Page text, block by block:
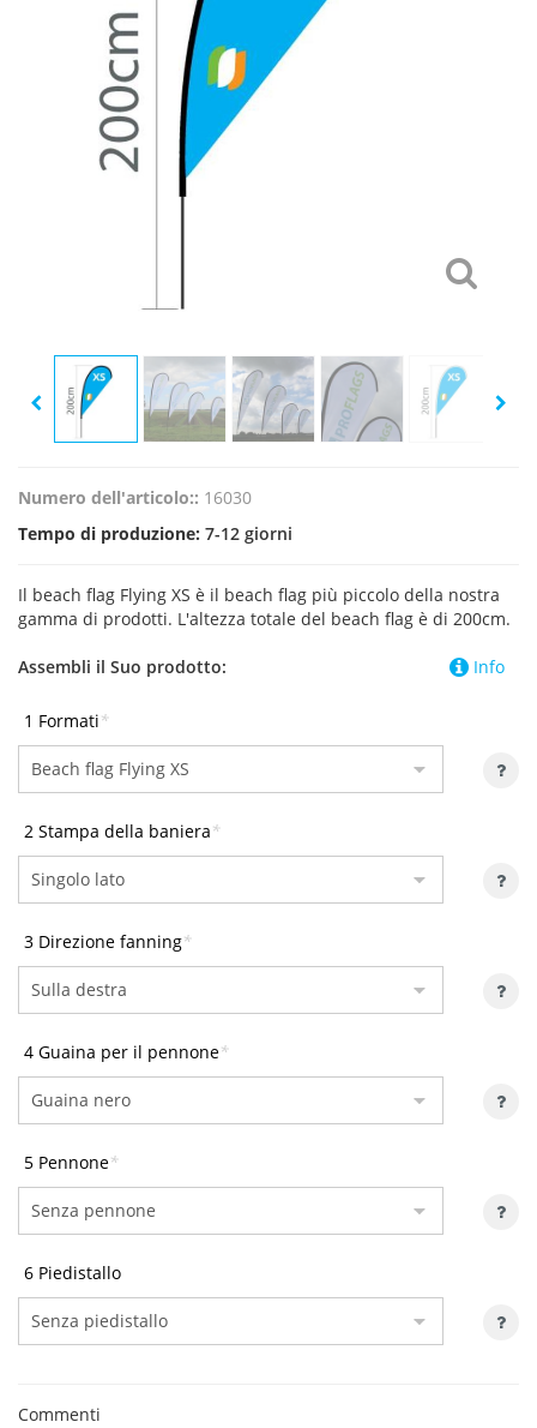
Numero dell'articolo:: 16030
Tempo di produzione: 7-12 giorni
Il beach flag Flying XS è il beach flag più piccolo della nostra
gamma di prodotti. L'altezza totale del beach flag è di 200cm.
Info
Assembli il Suo prodotto:
1 Formati*
2 Stampa della baniera*
3 Direzione fanning*
4 Guaina per il pennone*
5 Pennone*
6 Piedistallo
Commenti